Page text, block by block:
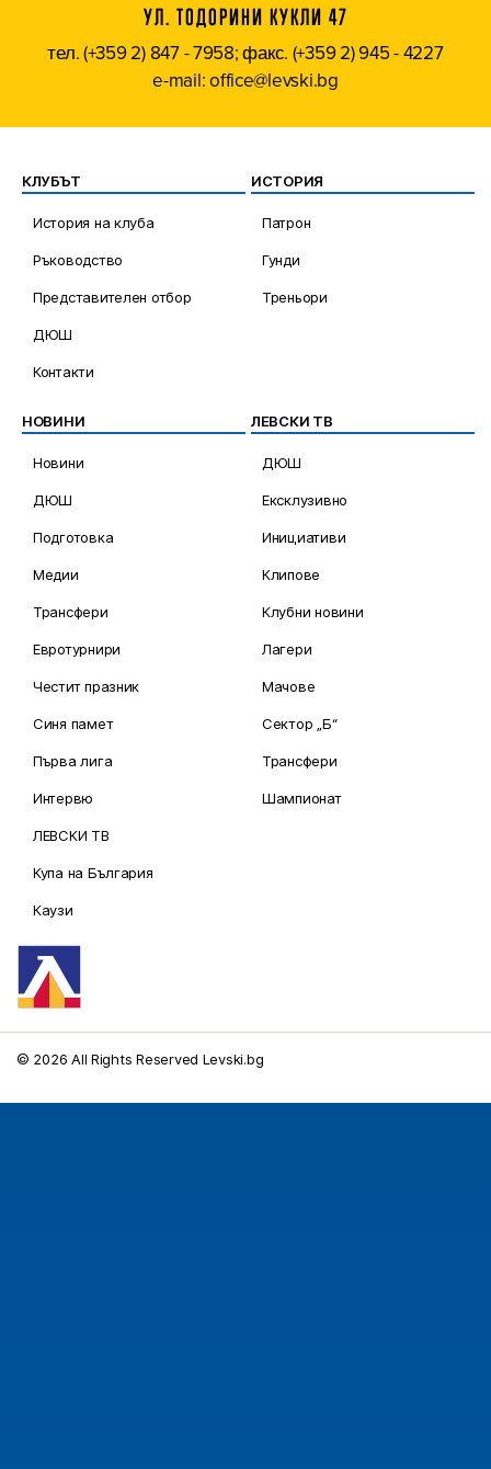
УЛ. ТОДОРИНИ КУКЛИ 47
тел. (+359 2) 847 - 7958; факс. (+359 2) 945 - 4227
e-mail: office@levski.bg
КЛУБЪТ
История на клуба
Ръководство
Представителен отбор
ДЮШ
Контакти
ИСТОРИЯ
Патрон
Гунди
Треньори
НОВИНИ
Новини
ДЮШ
Подготовка
Медии
Трансфери
Евротурнири
Честит празник
Синя памет
Първа лига
Интервю
ЛЕВСКИ ТВ
Купа на България
Каузи
ЛЕВСКИ ТВ
ДЮШ
Ексклузивно
Инициативи
Клипове
Клубни новини
Лагери
Мачове
Сектор „Б“
Трансфери
Шампионат
© 2026 All Rights Reserved Levski.bg